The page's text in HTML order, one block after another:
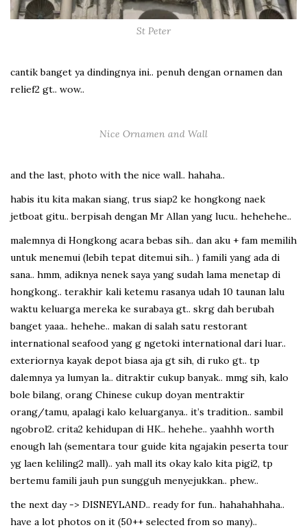
St Peter
cantik banget ya dindingnya ini.. penuh dengan ornamen dan
relief2 gt.. wow..
Nice Ornamen and Wall
and the last, photo with the nice wall.. hahaha..
habis itu kita makan siang, trus siap2 ke hongkong naek
jetboat gitu.. berpisah dengan Mr Allan yang lucu.. hehehehe..
malemnya di Hongkong acara bebas sih.. dan aku + fam memilih
untuk menemui (lebih tepat ditemui sih.. ) famili yang ada di
sana.. hmm, adiknya nenek saya yang sudah lama menetap di
hongkong.. terakhir kali ketemu rasanya udah 10 taunan lalu
waktu keluarga mereka ke surabaya gt.. skrg dah berubah
banget yaaa.. hehehe.. makan di salah satu restorant
international seafood yang g ngetoki international dari luar..
exteriornya kayak depot biasa aja gt sih, di ruko gt.. tp
dalemnya ya lumyan la.. ditraktir cukup banyak.. mmg sih, kalo
bole bilang, orang Chinese cukup doyan mentraktir
orang/tamu, apalagi kalo keluarganya.. it’s tradition.. sambil
ngobrol2. crita2 kehidupan di HK.. hehehe.. yaahhh worth
enough lah (sementara tour guide kita ngajakin peserta tour
yg laen keliling2 mall).. yah mall its okay kalo kita pigi2, tp
bertemu famili jauh pun sungguh menyejukkan.. phew..
the next day -> DISNEYLAND.. ready for fun.. hahahahhaha..
have a lot photos on it (50++ selected from so many)..